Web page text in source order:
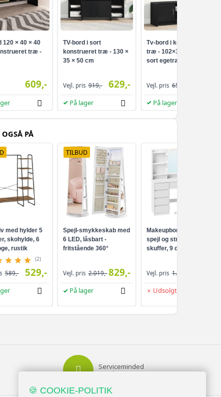
120 × 40 × 40
træ -
609,-
TV-bord i sort
konstrueret træ - 130 ×
35 × 50 cm
Vejl. pris 919,- 629,-
På lager
Tv-bord i konstrueret
træ - 102×30×37,5 cm,
sort egetræsfarve
Vejl. pris 658,-
På lager
PÅ
med hylder 5
skohylde, 6
rustik
(2)
589,- 529,-
TILBUD
Spejl-smykkeskab med
6 LED, låsbart -
fritstående 360°
helkropsspejl, 3
opbevaringshylder -
hvid/greige
Vejl. pris 2.019,-829,-
På lager
Makeupbord med LED-
spejl og strømudtag - 9
skuffer, 9 dæmpbare
Vejl. pris 1.099,-
Udsolgt
Serviceminded
Kundesupport
🍪 COOKIE-POLITIK